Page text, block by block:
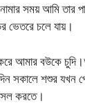
সময় আমি তার
ভেতরে চলে যায়।
আমার বউকে
সকালে শশুর যখন
করতে।